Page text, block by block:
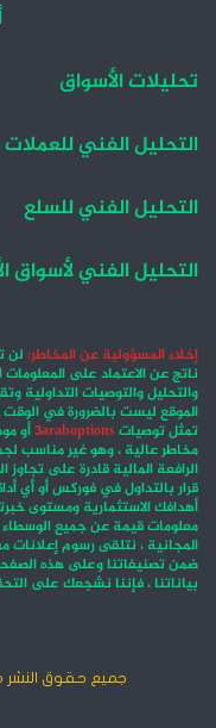
تحليلات الأسواق
التحليل الفني للعملات
التحليل الفني للسلع
التحليل الفني لأسواق
إخلاء المسؤولية عن المخاطر: لن
ناتج عن الاعتماد على
والتحليل والتوصيات التداولية
الموقع ليست بالضرورة في الوقت
تمثل توصيات3araboptionsأو
مخاطر عالية ، وهو غير مناسب
الرافعة المالية قادرة على
قرار بالتداول في فوركس أو أي
أهدافك الاستثمارية ومستوى
معلومات قيمة عن جميع
المجانية ، نتلقى رسوم
ضمن تصنيفاتنا وعلى هذه
بياناتنا ، فإننا نشجعك على
جميع حقوق